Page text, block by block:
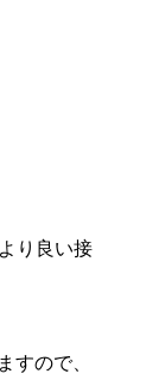
り良い接
ので、